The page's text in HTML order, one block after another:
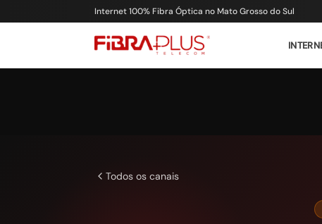
Internet 100% Fibra Óptica no Mato Grosso do Sul
Todos os canais